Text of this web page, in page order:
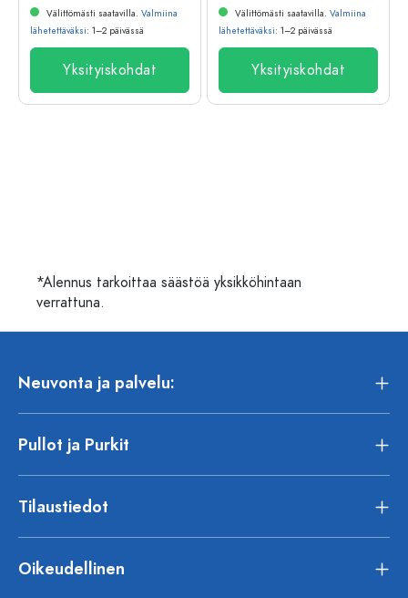
Välittömästi saatavilla. Valmiina
lähetettäväksi: 1–2 päivässä
Yksityiskohdat
Välittömästi saatavilla. Valmiina
lähetettäväksi: 1–2 päivässä
Yksityiskohdat
*Alennus tarkoittaa säästöä yksikköhintaan
verrattuna.
Neuvonta ja palvelu:
Pullot ja Purkit
Tilaustiedot
Oikeudellinen